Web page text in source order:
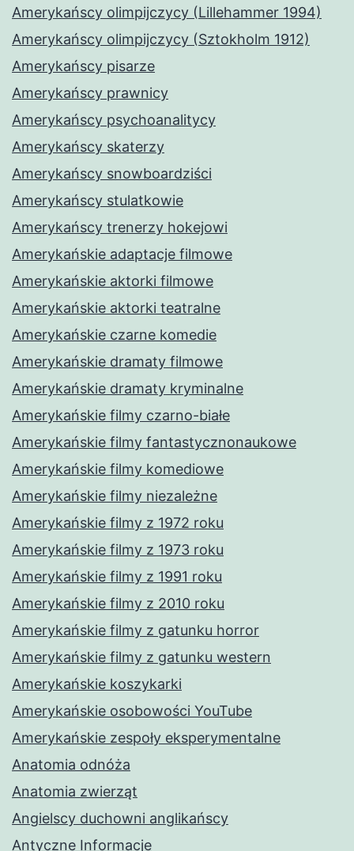
Amerykańscy olimpijczycy (Lillehammer 1994)
Amerykańscy olimpijczycy (Sztokholm 1912)
Amerykańscy pisarze
Amerykańscy prawnicy
Amerykańscy psychoanalitycy
Amerykańscy skaterzy
Amerykańscy snowboardziści
Amerykańscy stulatkowie
Amerykańscy trenerzy hokejowi
Amerykańskie adaptacje filmowe
Amerykańskie aktorki filmowe
Amerykańskie aktorki teatralne
Amerykańskie czarne komedie
Amerykańskie dramaty filmowe
Amerykańskie dramaty kryminalne
Amerykańskie filmy czarno-białe
Amerykańskie filmy fantastycznonaukowe
Amerykańskie filmy komediowe
Amerykańskie filmy niezależne
Amerykańskie filmy z 1972 roku
Amerykańskie filmy z 1973 roku
Amerykańskie filmy z 1991 roku
Amerykańskie filmy z 2010 roku
Amerykańskie filmy z gatunku horror
Amerykańskie filmy z gatunku western
Amerykańskie koszykarki
Amerykańskie osobowości YouTube
Amerykańskie zespoły eksperymentalne
Anatomia odnóża
Anatomia zwierząt
Angielscy duchowni anglikańscy
Antyczne Informacje